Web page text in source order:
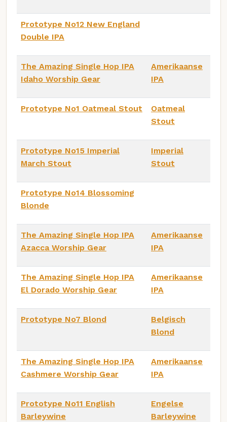
Prototype No12 New England
Double IPA
The Amazing Single Hop IPA
Idaho Worship Gear
Amerikaanse
IPA
Prototype No1 Oatmeal Stout
Oatmeal
Stout
Prototype No15 Imperial
March Stout
Imperial
Stout
Prototype No14 Blossoming
Blonde
The Amazing Single Hop IPA
Azacca Worship Gear
Amerikaanse
IPA
The Amazing Single Hop IPA
El Dorado Worship Gear
Amerikaanse
IPA
Prototype No7 Blond
Belgisch
Blond
The Amazing Single Hop IPA
Cashmere Worship Gear
Amerikaanse
IPA
Prototype No11 English
Barleywine
Engelse
Barleywine